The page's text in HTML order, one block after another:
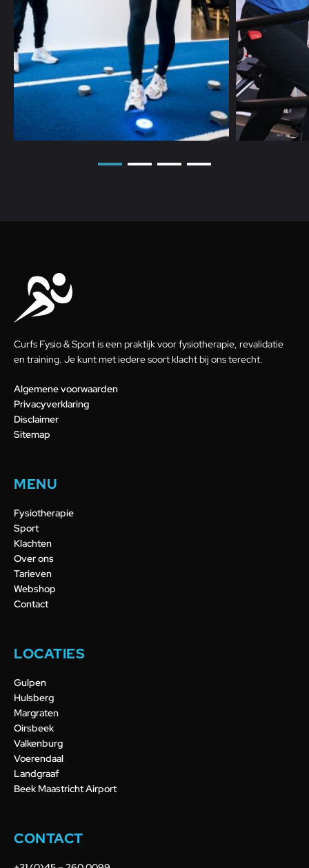
Curfs Fysio & Sport is een praktijk voor fysiotherapie, revalidatie
en training. Je kunt met iedere soort klacht bij ons terecht.
Algemene voorwaarden
Privacyverklaring
Disclaimer
Sitemap
MENU
Fysiotherapie
Sport
Klachten
Over ons
Tarieven
Webshop
Contact
LOCATIES
Gulpen
Hulsberg
Margraten
Oirsbeek
Valkenburg
Voerendaal
Landgraaf
Beek Maastricht Airport
CONTACT